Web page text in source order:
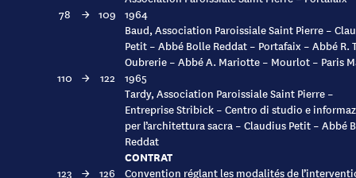
78
→ 109 1964
Baud, Association Paroissiale Saint Pierre –
Petit – Abbé Bolle Reddat – Portafaix – Abbé R.
Oubrerie – Abbé A. Mariotte – Mourlot – Paris
110
→ 122
1965
Tardy, Association Paroissiale Saint Pierre –
Entreprise Stribick – Centro di studio e
per l’architettura sacra – Claudius Petit – Abbé
Reddat
CONTRAT
123 → 126
Convention réglant les modalités de